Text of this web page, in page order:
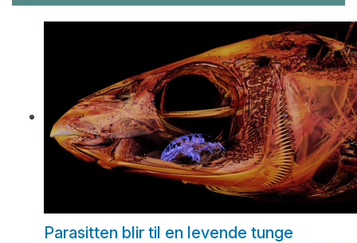
Parasitten blir til en levende tunge